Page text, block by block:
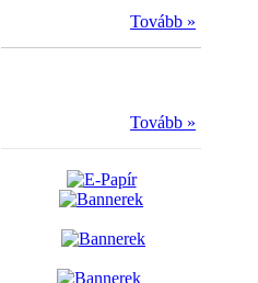
Tovább »
Tovább »